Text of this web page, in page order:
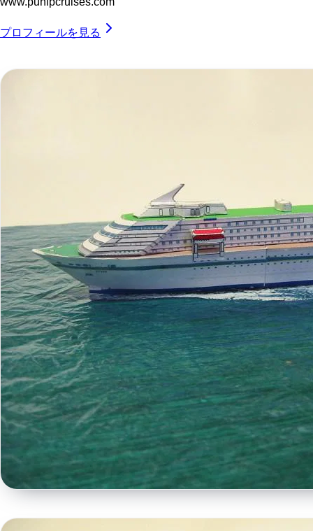
プロフィールを見る